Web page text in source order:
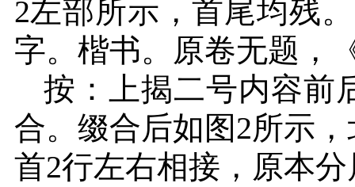
2左部所示，首尾均残
字。楷书。原卷无题，
按：上揭二号内容前
合。缀合后如图2所示
首2行左右相接，原本